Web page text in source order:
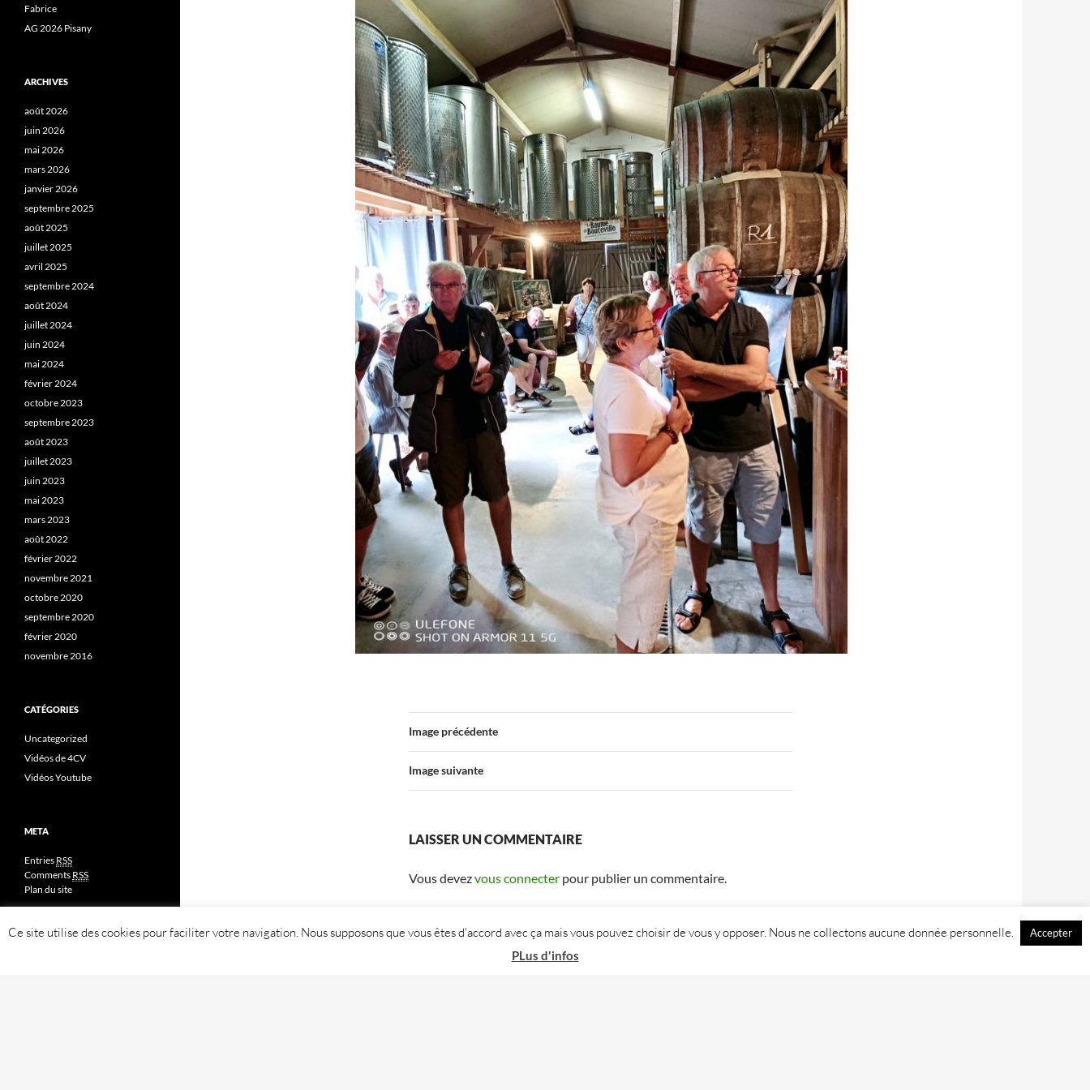
Image précédente
Image suivante
LAISSER UN COMMENTAIRE
Vous devezvous connecter pour publier un commentaire.
Fabrice
AG 2026 Pisany
ARCHIVES
août 2026
juin 2026
mai 2026
mars 2026
janvier 2026
septembre 2025
août 2025
juillet 2025
avril 2025
septembre 2024
août 2024
juillet 2024
juin 2024
mai 2024
février 2024
octobre 2023
septembre 2023
août 2023
juillet 2023
juin 2023
mai 2023
mars 2023
août 2022
février 2022
novembre 2021
octobre 2020
septembre 2020
février 2020
novembre 2016
CATÉGORIES
Uncategorized
Vidéos de 4CV
Vidéos Youtube
META
Entries RSS
Comments RSS
Plan du site
Ce site utilise des cookies pour faciliter votre navigation. Nous supposons que vous êtes d'accord avec ça mais vous pouvez choisir de vous y opposer. Nous ne collectons aucune donnée personnelle. Accepter
PLus d'infos